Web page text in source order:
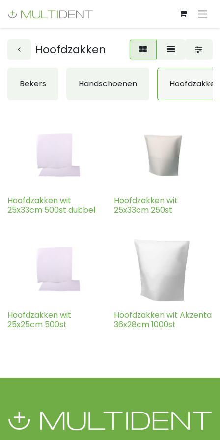
Hoofdzakken
Bekers Handschoenen Hoofdzakken
Hoofdzakken wit
25x33cm 500st dubbel
Hoofdzakken wit
25x33cm 250st
Hoofdzakken wit
25x25cm 500st
Hoofdzakken wit Akzenta
36x28cm 1000st